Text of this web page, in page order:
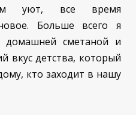
уют, все время
Больше всего я
сметаной и
вкус детства, который
кто заходит в нашу